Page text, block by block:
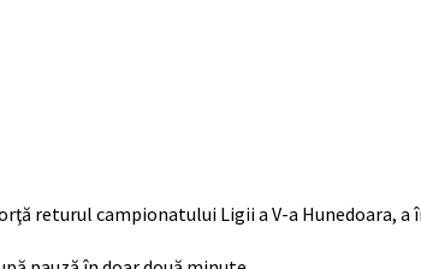
returul campionatului Ligii a V-a Hunedoara, a